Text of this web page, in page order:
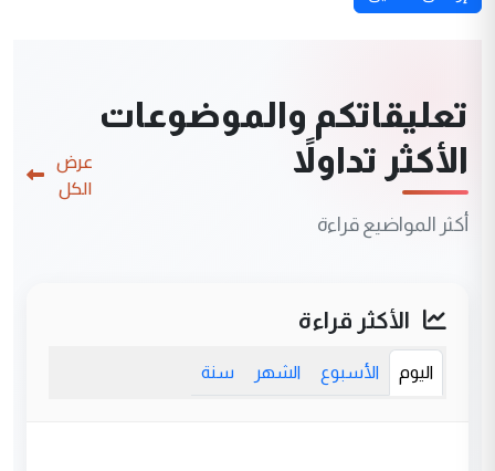
تعليقاتكم والموضوعات
الأكثر تداولاً
أكثر المواضيع قراءة
عرض
الكل
الأكثر قراءة
اليوم الأسبوع الشهر سنة